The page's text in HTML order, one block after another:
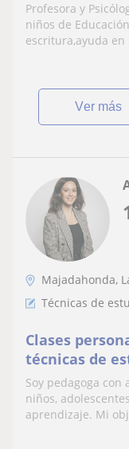
Profesora y
niños de
escritura,ayuda en
ver más
Majadahonda,
Técnicas de
Clases
técnicas de
educativa
Soy pedagoga
niños,
aprendizaje. Mi